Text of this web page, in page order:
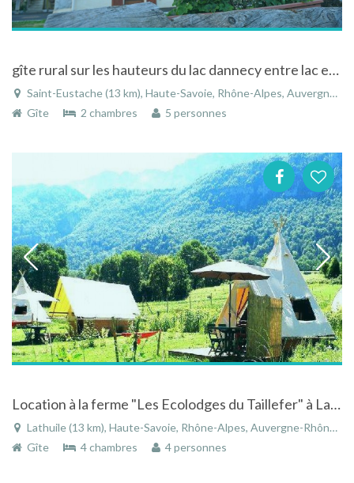
gîte rural sur les hauteurs du lac dannecy entre lac et montagne
Saint-Eustache (13 km), Haute-Savoie, Rhône-Alpes, Auvergne-Rhône-Alpes, France
Gîte
2 chambres 5 personnes
Location à la ferme "Les Ecolodges du Taillefer" à Lathuile en Rhône-Alpes
Lathuile (13 km), Haute-Savoie, Rhône-Alpes, Auvergne-Rhône-Alpes, France
Gîte
4 chambres 4 personnes